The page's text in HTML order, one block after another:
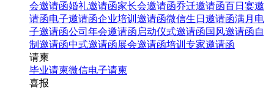
会邀请函婚礼邀请函家长会邀请函乔迁邀请函百日宴邀
请函电子邀请函企业培训邀请函微信生日邀请函满月电
子邀请函公司年会邀请函 启动仪式邀请函国风邀请函自
制邀请函中式邀请函展会邀请函培训专家邀请函
请柬
毕业请柬微信电子请柬
喜报